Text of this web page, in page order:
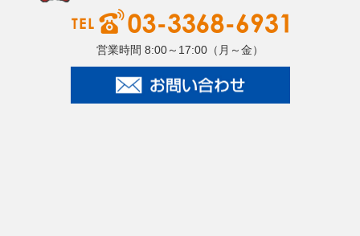
営業時間 8:00～17:00（月～金）